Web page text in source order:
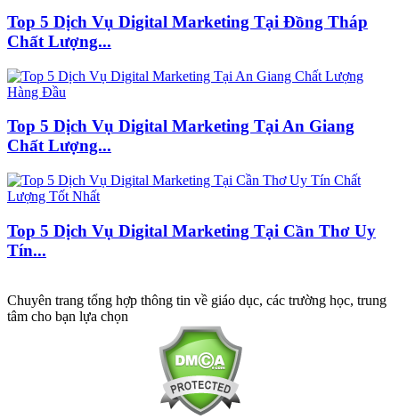
Top 5 Dịch Vụ Digital Marketing Tại Đồng Tháp
Chất Lượng...
Top 5 Dịch Vụ Digital Marketing Tại An Giang
Chất Lượng...
Top 5 Dịch Vụ Digital Marketing Tại Cần Thơ Uy
Tín...
Chuyên trang tổng hợp thông tin về giáo dục, các trường học, trung
tâm cho bạn lựa chọn